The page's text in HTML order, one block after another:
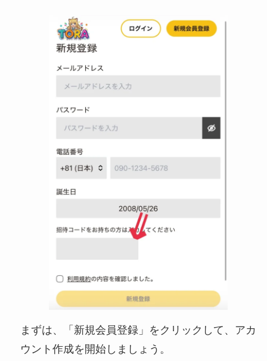
まずは、「新規会員登録」をクリックして、アカ
ウント作成を開始しましょう。